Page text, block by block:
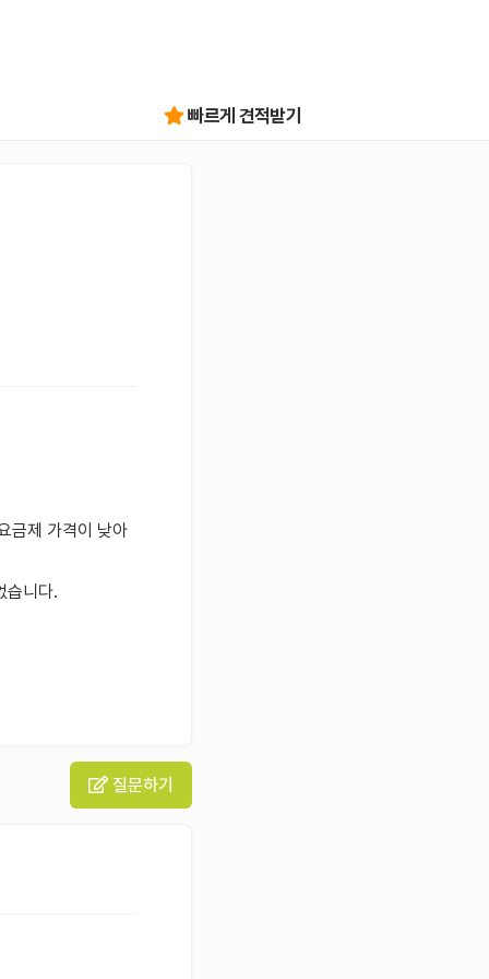
빠르게 견적받기
금제 가격이 낮아
습니다.
질문하기